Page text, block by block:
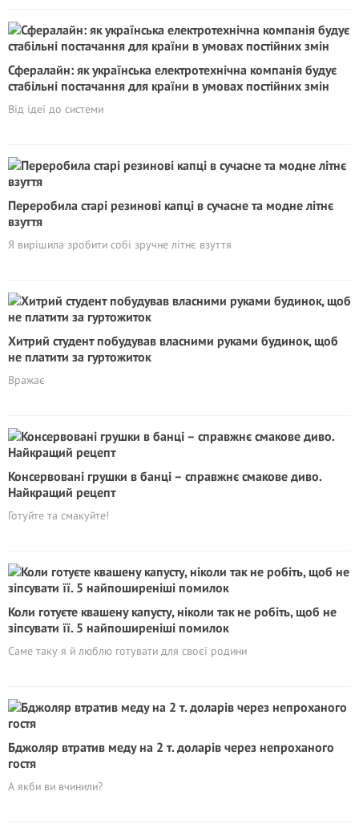
Сфералайн: як українська електротехнічна компанія будує
стабільні постачання для країни в умовах постійних змін
Від ідеї до системи
Переробила старі резинові капці в сучасне та модне літнє
взуття
Я вирішила зробити собі зручне літнє взуття
Хитрий студент побудував власними руками будинок, щоб
не плaтити за гуртожиток
Вражає
Консервовані грушки в банці – справжнє смакове диво.
Найкращий рецепт
Готуйте та смакуйте!
Коли готуєте квашену капусту, ніколи так не робіть, щоб не
зіпсувати її. 5 найпоширеніші помилок
Саме таку я й люблю готувати для своєї родини
Бджоляр втратив меду на 2 т. доларів через непроханого
гостя
А якби ви вчинили?